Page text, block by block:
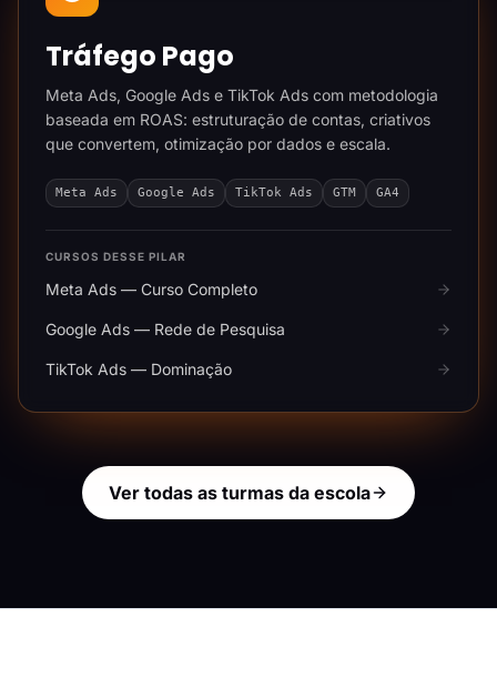
Tráfego Pago
Meta Ads, Google Ads e TikTok Ads com metodologia
baseada em ROAS: estruturação de contas, criativos
que convertem, otimização por dados e escala.
Meta Ads Google Ads TikTok Ads GTM GA4
CURSOS DESSE PILAR
Meta Ads — Curso Completo
Google Ads — Rede de Pesquisa
TikTok Ads — Dominação
Ver todas as turmas da escola